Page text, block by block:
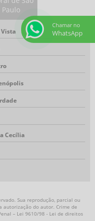
Paulo
Cecília
Sua reprodução, parcial ou
autorização do autor. Crime de
– Lei 9610/98 - Lei de direitos
Chamar no
WhatsApp